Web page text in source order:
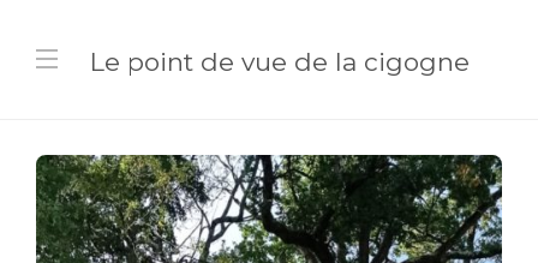
Le point de vue de la cigogne